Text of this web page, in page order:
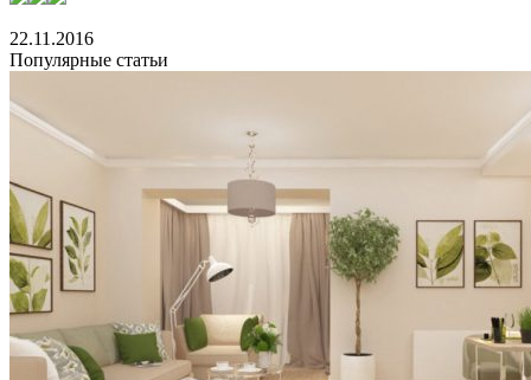
22.11.2016
Популярные статьи